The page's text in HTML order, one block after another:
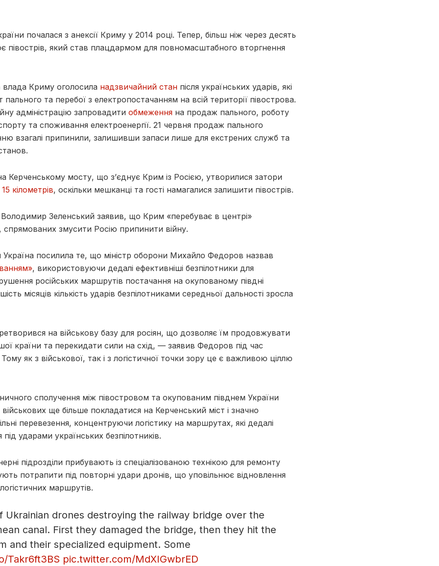
почалася з анексії Криму у 2014 році. Тепер, більш ніж через десять
півострів, який став плацдармом для повномасштабного вторгнення
влада Криму оголосила надзвичайний стан після українських ударів, які
та перебої з електропостачанням на всій території півострова.
адміністрацію запровадити обмеження на продаж пального, роботу
та споживання електроенергії. 21 червня продаж пального
взагалі припинили, залишивши запаси лише для екстрених служб та
Керченському мосту, що з’єднує Крим із Росією, утворилися затори
15 кілометрів, оскільки мешканці та гості намагалися залишити півострів.
Зеленський заявив, що Крим «перебуває в центрі»
спрямованих змусити Росію припинити війну.
Україна посилила те, що міністр оборони Михайло Федоров назвав
, використовуючи дедалі ефективніші безпілотники для
російських маршрутів постачання на окупованому півдні
місяців кількість ударів безпілотниками середньої дальності зросла
на військову базу для росіян, що дозволяє їм продовжувати
країни та перекидати сили на схід, — заявив Федоров під час
як з військової, так і з логістичної точки зору це є важливою ціллю
сполучення між півостровом та окупованим півднем України
ще більше покладатися на Керченський міст і значно
перевезення, концентруючи логістику на маршрутах, які дедалі
ударами українських безпілотників.
підрозділи прибувають із спеціалізованою технікою для ремонту
потрапити під повторні удари дронів, що уповільнює відновлення
маршрутів.
Ukrainian drones destroying the railway bridge over the
canal. First they damaged the bridge, then they hit the
and their specialized equipment. Some
Takr6ft3BS pic.twitter.com/MdXIGwbrED